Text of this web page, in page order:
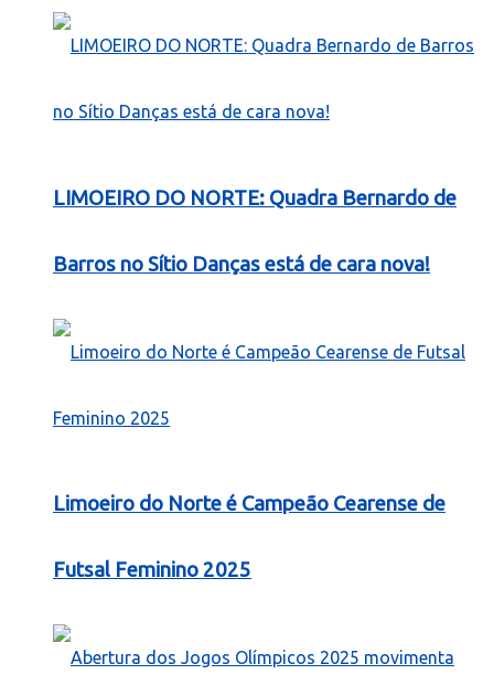
LIMOEIRO DO NORTE: Quadra Bernardo de
Barros no Sítio Danças está de cara nova!
Limoeiro do Norte é Campeão Cearense de
Futsal Feminino 2025